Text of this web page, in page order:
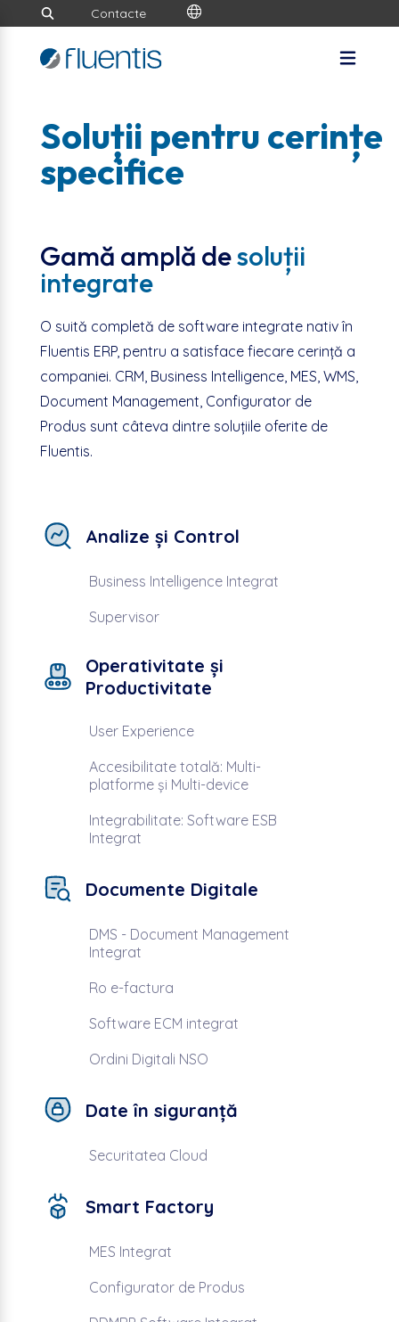
Contacte
Soluții pentru cerințe
specifice
Gamă amplă desoluții
integrate
O suită completă de software integrate nativ în
Fluentis ERP, pentru a satisface fiecare cerință a
companiei. CRM, Business Intelligence, MES, WMS,
Document Management, Configurator de
Produs sunt câteva dintre soluțiile oferite de
Fluentis.
Analize și Control
Business Intelligence Integrat
Supervisor
Operativitate și
Productivitate
User Experience
Accesibilitate totală: Multi-
platforme și Multi-device
Integrabilitate: Software ESB
Integrat
Documente Digitale
DMS - Document Management
Integrat
Ro e-factura
Software ECM integrat
Ordini Digitali NSO
Date în siguranță
Securitatea Cloud
Smart Factory
MES Integrat
Configurator de Produs